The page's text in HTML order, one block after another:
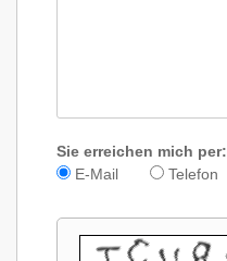
Sie erreichen mich per:
E-Mail
Telefon